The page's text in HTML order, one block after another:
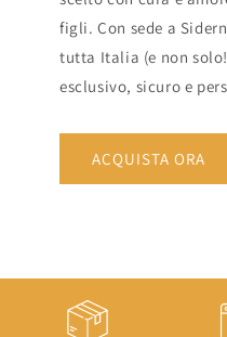
figli. Con sede a
tutta Italia (e non
esclusivo, sicuro e
ACQUISTA ORA